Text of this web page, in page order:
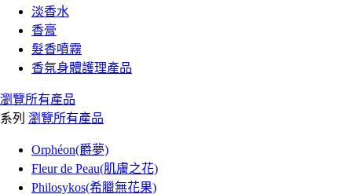
淡香水
香膏
髮香噴霧
香氛身體護理產品
瀏覽所有產品
系列 瀏覽所有產品
Orphéon(爵夢)
Fleur de Peau(肌膚之花)
Philosykos(希臘無花果)